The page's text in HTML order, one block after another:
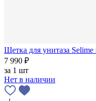
Щетка для унитаза
7 990 ₽
за 1 шт
Нет в наличии